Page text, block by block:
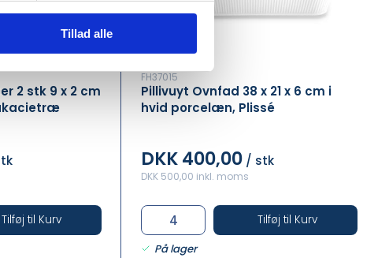
Tillad alle
2 stk 9 x 2 cm
Tilføj til Kurv
FH37015
Pillivuyt Ovnfad 38 x 21 x 6 cm i
hvid porcelæn, Plissé
DKK 400,00 / stk
DKK 500,00 inkl. moms
Tilføj til Kurv
På lager